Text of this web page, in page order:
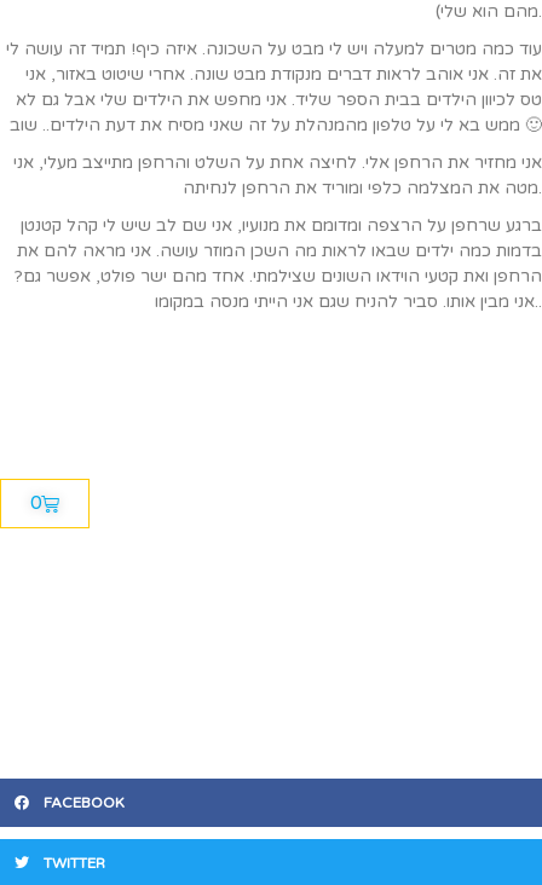
0
מהם הוא שלי).
עוד כמה מטרים למעלה ויש לי מבט על השכונה. איזה כיף! תמיד זה עושה לי
את זה. אני אוהב לראות דברים מנקודת מבט שונה. אחרי שיטוט באזור, אני
טס לכיוון הילדים בבית הספר שליד. אני מחפש את הילדים שלי אבל גם לא
ממש בא לי על טלפון מהמנהלת על זה שאני מסיח את דעת הילדים.. שוב 🙂
אני מחזיר את הרחפן אלי. לחיצה אחת על השלט והרחפן מתייצב מעלי, אני
מטה את המצלמה כלפי ומוריד את הרחפן לנחיתה.
ברגע שרחפן על הרצפה ומדומם את מנועיו, אני שם לב שיש לי קהל קטנטן
בדמות כמה ילדים שבאו לראות מה השכן המוזר עושה. אני מראה להם את
הרחפן ואת קטעי הוידאו השונים שצילמתי. אחד מהם ישר פולט, אפשר גם?
אני מבין אותו. סביר להניח שגם אני הייתי מנסה במקומו..
FACEBOOK
TWITTER